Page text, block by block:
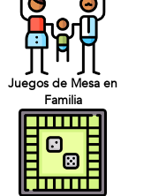
Juegos de Mesa en
Familia